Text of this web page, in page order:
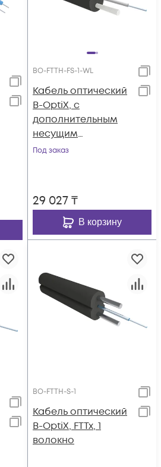
BO-FTTH-FS-1-WL
Кабель оптический
B-OptiX, с
дополнительным
несущим
элементом (2*0,5
Под заказ
29 027₸
В корзину
BO-FTTH-S-1
Кабель оптический
B-OptiX, FTTx, 1
волокно